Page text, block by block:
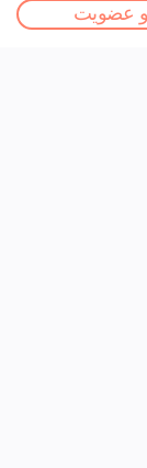
و عضویت